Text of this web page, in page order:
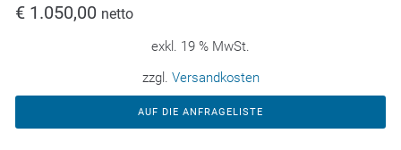
€ 1.050,00 netto
exkl. 19 % MwSt.
zzgl. Versandkosten
AUF DIE ANFRAGELISTE